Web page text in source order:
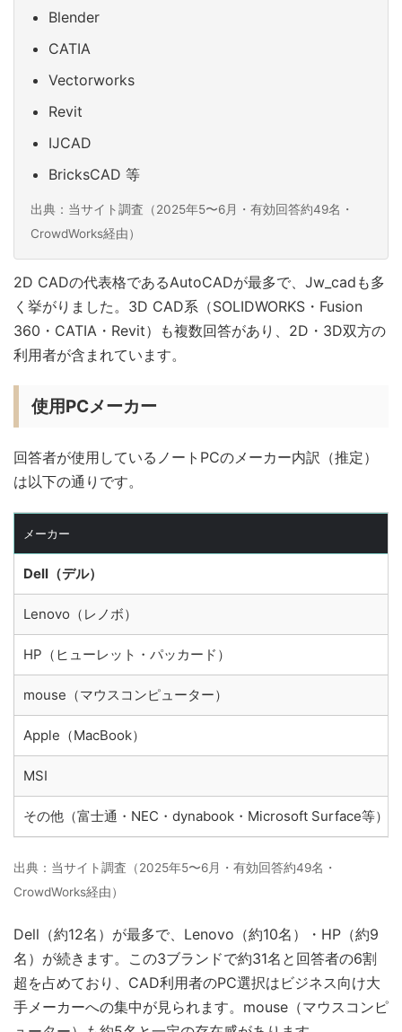
Blender
CATIA
Vectorworks
Revit
IJCAD
BricksCAD 等
出典：当サイト調査（2025年5〜6月・有効回答約49名・
CrowdWorks経由）
2D CADの代表格であるAutoCADが最多で、Jw_cadも多
く挙がりました。3D CAD系（SOLIDWORKS・Fusion
360・CATIA・Revit）も複数回答があり、2D・3D双方の
利用者が含まれています。
使用PCメーカー
回答者が使用しているノートPCのメーカー内訳（推定）
は以下の通りです。
メーカー
Dell（デル）
Lenovo（レノボ）
HP（ヒューレット・パッカード）
mouse（マウスコンピューター）
Apple（MacBook）
MSI
その他（富士通・NEC・dynabook・Microsoft Surface等）
出典：当サイト調査（2025年5〜6月・有効回答約49名・
CrowdWorks経由）
Dell（約12名）が最多で、Lenovo（約10名）・HP（約9
名）が続きます。この3ブランドで約31名と回答者の6割
超を占めており、CAD利用者のPC選択はビジネス向け大
手メーカーへの集中が見られます。mouse（マウスコンピ